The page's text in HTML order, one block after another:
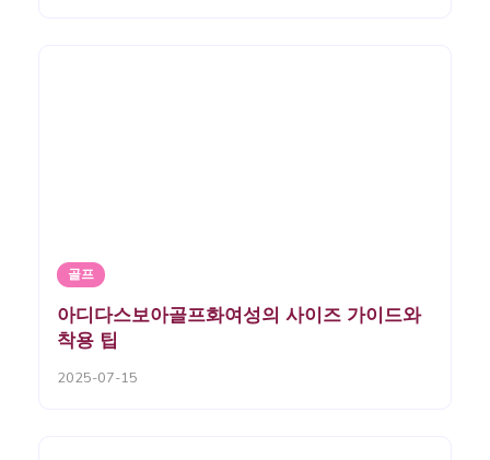
골프
아디다스보아골프화여성의 사이즈 가이드와
착용 팁
2025-07-15